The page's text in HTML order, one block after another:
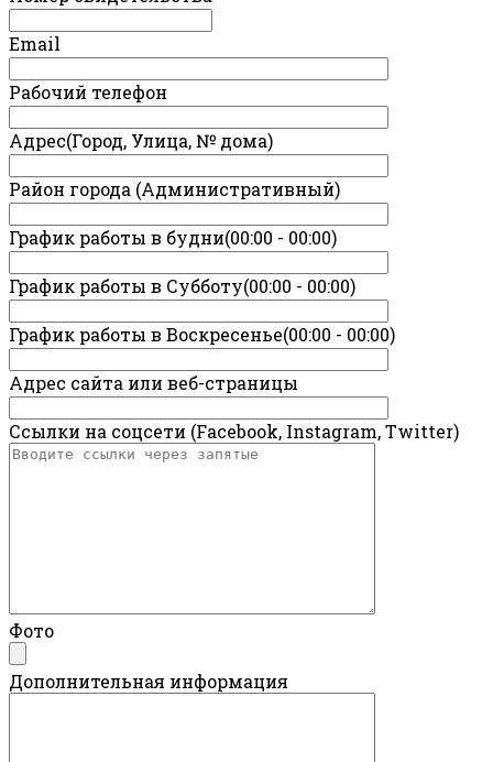
Email
Рабочий телефон
Адрес(Город, Улица, № дома)
Район города (Административный)
График работы в будни(00:00 - 00:00)
График работы в Субботу(00:00 - 00:00)
График работы в Воскресенье(00:00 - 00:00)
Адрес сайта или веб-страницы
Ссылки на соцсети (Facebook, Instagram, Twitter)
Фото
Дополнительная информация